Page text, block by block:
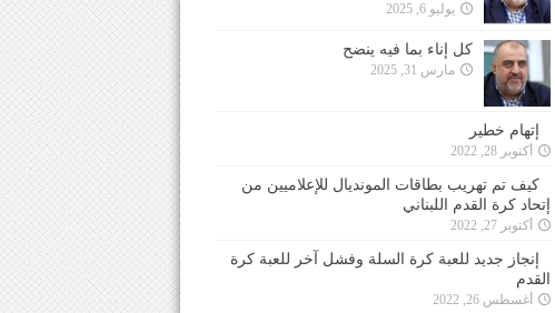
يوليو 6, 2025
كل إناء بما فيه ينضح
مارس 31, 2025
إتهام خطير
أكتوبر 28, 2022
كيف تم تهريب بطاقات المونديال للإعلاميين من
إتحاد كرة القدم اللبناني
أكتوبر 27, 2022
إنجاز جديد للعبة كرة السلة وفشل آخر للعبة كرة
القدم
أغسطس 26, 2022